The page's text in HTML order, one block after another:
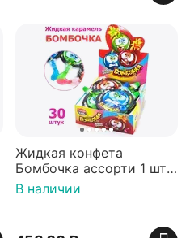
Жидкая конфета
Бомбочка ассорти 1 шт /
20 гр, блок / 30шт, Канди
Клаб, жидкая карамель
В наличии